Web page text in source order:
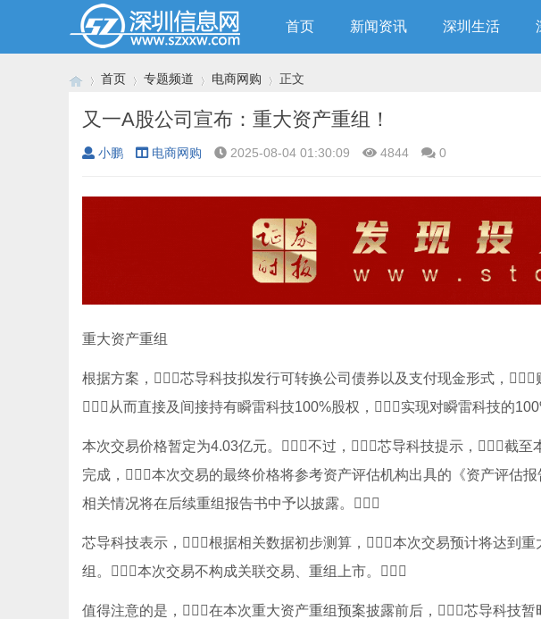
首页 新闻资讯 深圳生活
›
首页 专题频道
›
电商网购
›
正文
又一A股公司宣布：重大资产重组！
小鹏 电商网购 2025-08-04 01:30:09 4844 0
重大资产重组
根据方案，芯导科技拟发行可转换公司债券以及支付现金形式，
从而直接及间接持有瞬雷科技100%股权，实现对瞬雷科技的
本次交易价格暂定为4.03亿元。不过，芯导科技提示，截至
完成，本次交易的最终价格将参考资产评估机构出具的《资产评估
相关情况将在后续重组报告书中予以披露。
芯导科技表示，根据相关数据初步测算，本次交易预计将达到
组。本次交易不构成关联交易、重组上市。
值得注意的是，在本次重大资产重组预案披露前后，芯导科技